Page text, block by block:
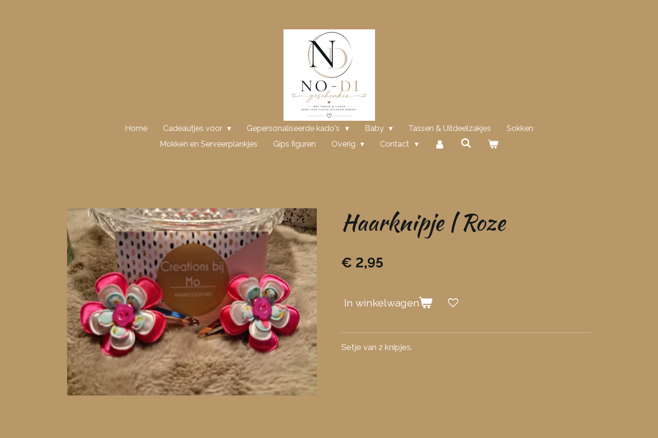
Home Cadeautjes voor Gepersonaliseerde kado's Baby Tassen & Uitdeelzakjes
Sokken
Mokken en Serveerplankjes
Gips figuren Overig Contact
Haarknipje | Roze
€ 2,95
In winkelwagen
Setje van 2 knipjes.